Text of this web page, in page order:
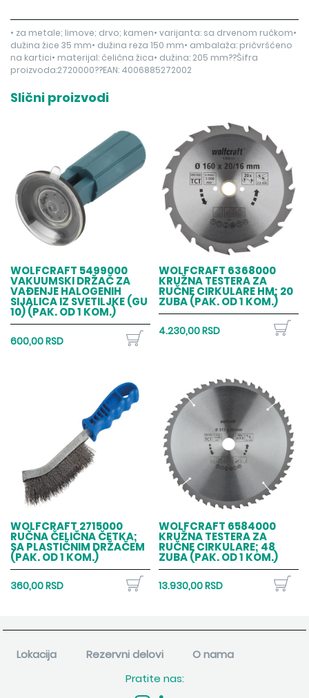
• za metale; limove; drvo; kamen• varijanta: sa drvenom ručkom•
dužina žice 35 mm• dužina reza 150 mm• ambalaža: pričvršćeno
na kartici• materijal: čelična žica• dužina: 205 mm??Šifra
proizvoda:2720000??EAN: 4006885272002
Slični proizvodi
WOLFCRAFT 5499000
VAKUUMSKI DRŽAČ ZA
VAĐENJE HALOGENIH
SIJALICA IZ SVETILJKE (GU
10) (PAK. OD 1 KOM.)
600,00 RSD
WOLFCRAFT 6368000
KRUŽNA TESTERA ZA
RUČNE CIRKULARE HM; 20
ZUBA (PAK. OD 1 KOM.)
4.230,00 RSD
WOLFCRAFT 2715000
RUČNA ČELIČNA ČETKA;
SA PLASTIČNIM DRŽAČEM
(PAK. OD 1 KOM.)
360,00 RSD
WOLFCRAFT 6584000
KRUŽNA TESTERA ZA
RUČNE CIRKULARE; 48
ZUBA (PAK. OD 1 KOM.)
13.930,00 RSD
Lokacija Rezervni delovi
O nama
Pratite nas: